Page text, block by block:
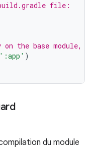
file:
on the base module,
':app' )
du module